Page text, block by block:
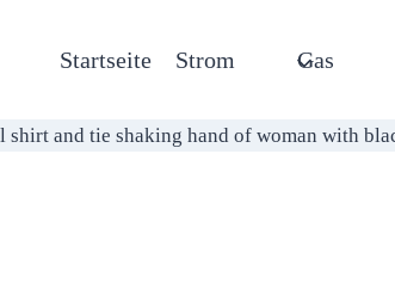
Startseite Strom Gas